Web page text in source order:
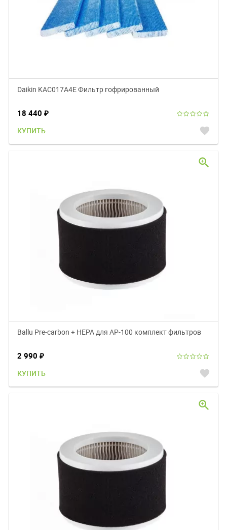
Daikin KAC017A4E Фильтр гофрированный
18 440 ₽
КУПИТЬ favorite
Ballu Pre-carbon + HEPA для АР-100 комплект фильтров
2 990 ₽
КУПИТЬ favorite
zoom_in
zoom_in